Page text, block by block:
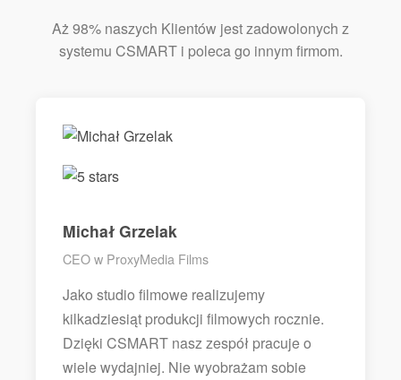
Aż 98% naszych Klientów jest zadowolonych z
systemu CSMART i poleca go innym firmom.
Michał Grzelak
CEO w ProxyMedia Films
Jako studio filmowe realizujemy
kilkadziesiąt produkcji filmowych rocznie.
Dzięki CSMART nasz zespół pracuje o
wiele wydajniej. Nie wyobrażam sobie